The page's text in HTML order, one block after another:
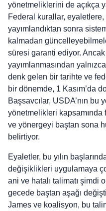
yönetmeliklerini de açıkça
Federal kurallar,
yayımlandıktan sonra
kalmadan
süresi garanti ediyor.
yayımlanmasından
denk gelen bir tarihte ve
bir dönemde, 1 Kasım’da
Başsavcılar, USDA’nın
yönetmelikleri
ve yönergeyi baştan sona
belirtiyor.
Eyaletler, bu yılın
değişiklikleri uygulamaya
ani ve hatalı talimatı şimdi
gecede baştan aşağı
James ve koalisyon, bu